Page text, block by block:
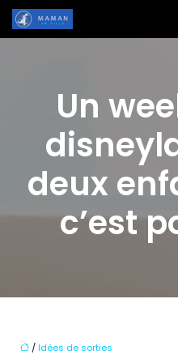
Un
deux
c’est
/Idées de sorties